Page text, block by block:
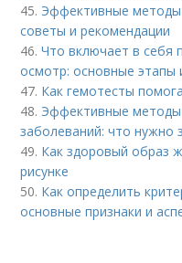
45. Эффективные методы
советы и рекомендации
46.Что включает в себя
осмотр: основные этапы
47. Как гемотесты
48. Эффективные методы
заболеваний: что нужно
49. Как здоровый образ
рисунке
50. Как определить
основные признаки и